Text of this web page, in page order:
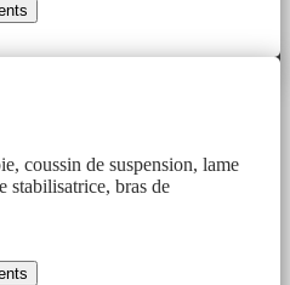
coussin de suspension, lame
stabilisatrice, bras de